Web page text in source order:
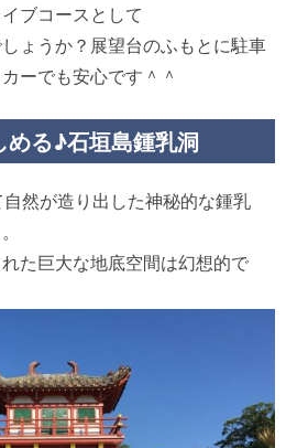
ブコースとして
ょうか？展望台のふもとに駐車
ーでも安心です＾＾
める♪石垣島鍾乳洞
然が造り出した神秘的な鍾乳
た巨大な地底空間は幻想的で